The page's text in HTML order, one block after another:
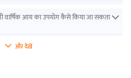
वार्षिक आय का उपयोग कैसे किया जा सकता
और देखें